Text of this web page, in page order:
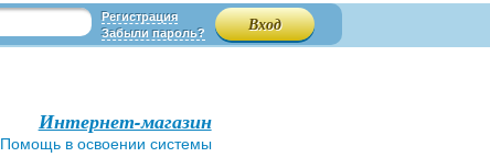
Регистрация
Забыли пароль?
Интернет-магазин
Помощь в освоении системы